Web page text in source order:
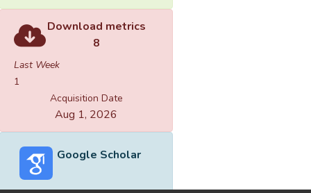
Download metrics
8
Last Week
1
Acquisition Date
Aug 1, 2026
Google Scholar